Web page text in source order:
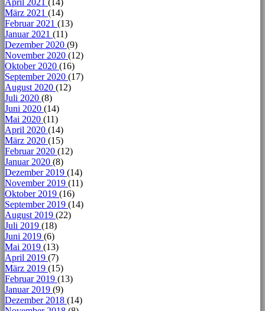
April 2021 (14)
März 2021 (14)
Februar 2021 (13)
Januar 2021 (11)
Dezember 2020 (9)
November 2020 (12)
Oktober 2020 (16)
September 2020 (17)
August 2020 (12)
Juli 2020 (8)
Juni 2020 (14)
Mai 2020 (11)
April 2020 (14)
März 2020 (15)
Februar 2020 (12)
Januar 2020 (8)
Dezember 2019 (14)
November 2019 (11)
Oktober 2019 (16)
September 2019 (14)
August 2019 (22)
Juli 2019 (18)
Juni 2019 (6)
Mai 2019 (13)
April 2019 (7)
März 2019 (15)
Februar 2019 (13)
Januar 2019 (9)
Dezember 2018 (14)